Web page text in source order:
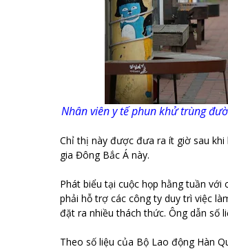
Nhân viên y tế phun khử trùng
Chỉ thị này được đưa ra ít giờ sau
gia Đông Bắc Á này.
Phát biểu tại cuộc họp hằng tuần với
phải hỗ trợ các công ty duy trì việc
đặt ra nhiều thách thức. Ông dẫn số
Theo số liệu của Bộ Lao động Hàn